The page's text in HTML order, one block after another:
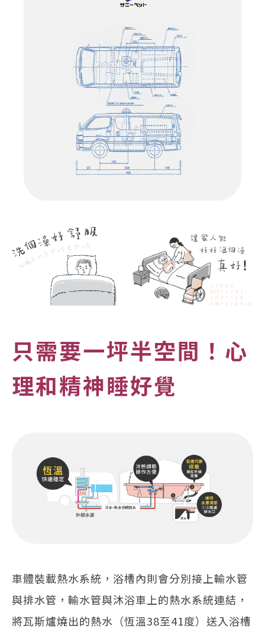
只需要一坪半空間！心
理和精神睡好覺
車體裝載熱水系統，浴槽內則會分別接上輸水管
與排水管，輸水管與沐浴車上的熱水系統連結，
將瓦斯爐燒出的熱水（恆溫38至41度）送入浴槽